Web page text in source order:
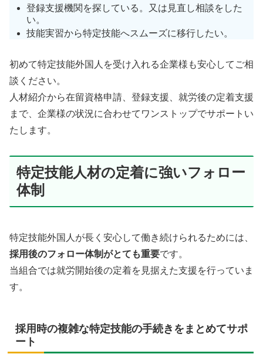
登録支援機関を探している。又は見直し相談をした
い。
技能実習から特定技能へスムーズに移行したい。
初めて特定技能外国人を受け入れる企業様も安心してご相
談ください。
人材紹介から在留資格申請、登録支援、就労後の定着支援
まで、企業様の状況に合わせてワンストップでサポートい
たします。
特定技能人材の定着に強いフォロー
体制
特定技能外国人が長く安心して働き続けられるためには、
採用後のフォロー体制がとても重要です。
当組合では就労開始後の定着を見据えた支援を行っていま
す。
採用時の複雑な特定技能の手続きをまとめてサポ
ート